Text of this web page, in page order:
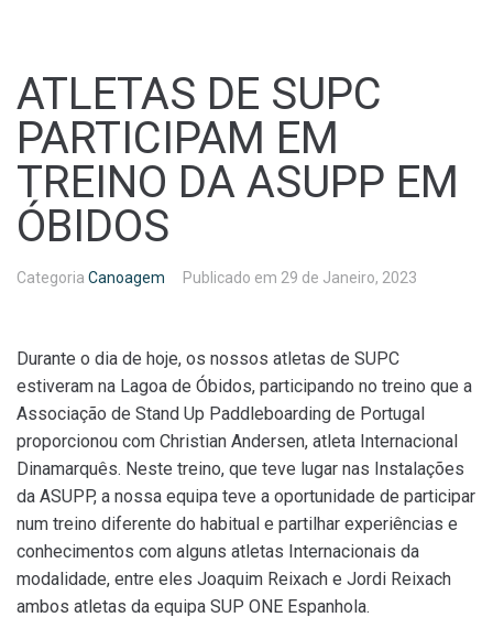
ATLETAS DE SUPC
PARTICIPAM EM
TREINO DA ASUPP EM
ÓBIDOS
Categoria Canoagem Publicado em 29 de Janeiro, 2023
Durante o dia de hoje, os nossos atletas de SUPC
estiveram na Lagoa de Óbidos, participando no treino que a
Associação de Stand Up Paddleboarding de Portugal
proporcionou com Christian Andersen, atleta Internacional
Dinamarquês. Neste treino, que teve lugar nas Instalações
da ASUPP, a nossa equipa teve a oportunidade de participar
num treino diferente do habitual e partilhar experiências e
conhecimentos com alguns atletas Internacionais da
modalidade, entre eles Joaquim Reixach e Jordi Reixach
ambos atletas da equipa SUP ONE Espanhola.